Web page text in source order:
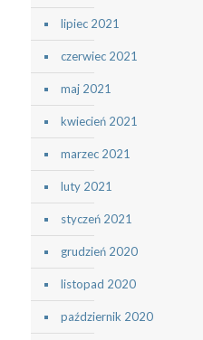
lipiec 2021
czerwiec 2021
maj 2021
kwiecień 2021
marzec 2021
luty 2021
styczeń 2021
grudzień 2020
listopad 2020
październik 2020